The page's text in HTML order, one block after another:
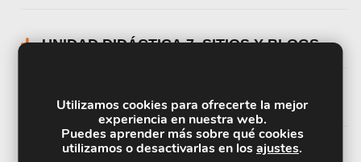
UNIDAD DIDÁCTICA 7. SITIOS Y BLOGS
UNIDAD DIDÁCTICA 8. GOOGLE +
Utilizamos cookies para ofrecerte la mejor
experiencia en nuestra web.
Puedes aprender más sobre qué cookies
utilizamos o desactivarlas en losajustes.